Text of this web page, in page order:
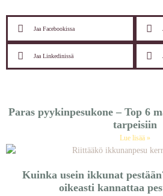
Jaa Facebookissa
Jaa Linkedinissä
Paras pyykinpesukone – Top 6
tarpeisiin
Lue lisää »
Kuinka usein ikkunat
oikeasti kannattaa